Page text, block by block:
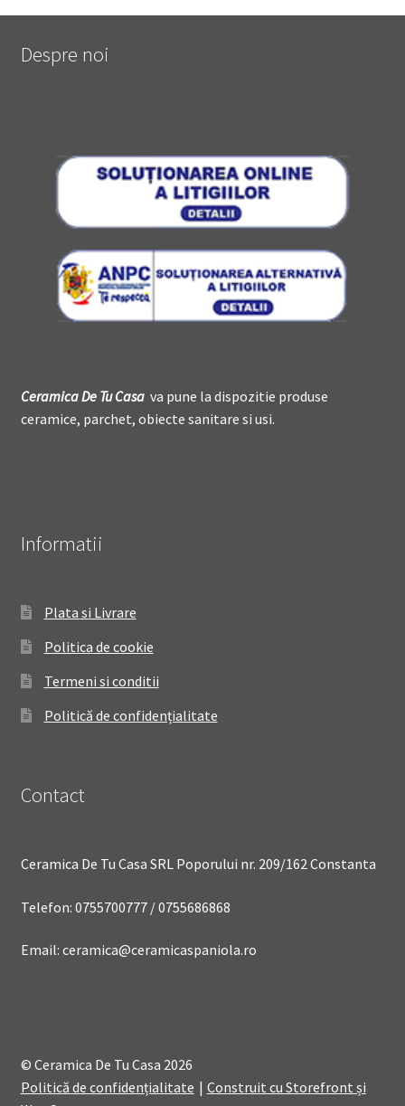
Despre noi
Ceramica DeTu Casava pune la dispozitie produse
ceramice, parchet, obiecte sanitare si usi.
Informatii
Plata si Livrare
Politica de cookie
Termeni si conditii
Politică de confidențialitate
Contact
Ceramica De Tu Casa SRL Poporului nr. 209/162 Constanta
Telefon: 0755700777 / 0755686868
Email: ceramica@ceramicaspaniola.ro
© Ceramica De Tu Casa 2026
Politică de confidențialitate
Construit cu Storefront și